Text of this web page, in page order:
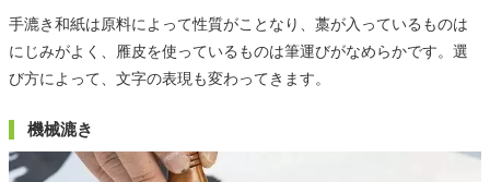
手漉き和紙は原料によって性質がことなり、藁が入っているものは
にじみがよく、雁皮を使っているものは筆運びがなめらかです。選
び方によって、文字の表現も変わってきます。
機械漉き